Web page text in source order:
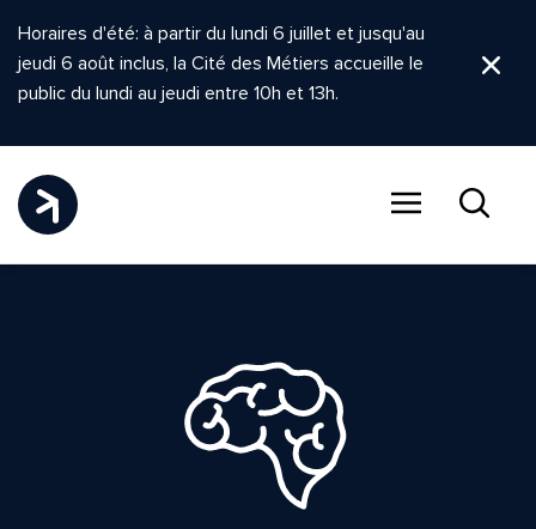
Horaires d'été: à partir du lundi 6 juillet et jusqu'au
jeudi 6 août inclus, la Cité des Métiers accueille le
public du lundi au jeudi entre 10h et 13h.